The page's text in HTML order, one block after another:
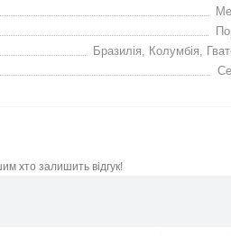
Бразилія, Колумбія,
хто залишить відгук!